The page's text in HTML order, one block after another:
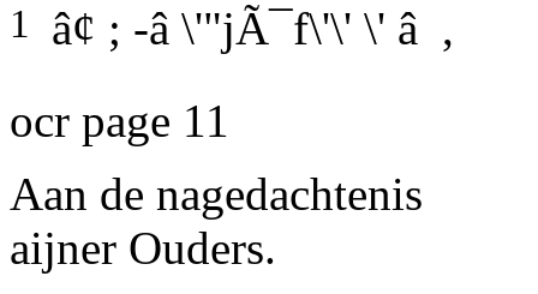
1
â¢ ; -â \'"jÃ¯f\'\' \' â ,
ocr page 11
Aan de nagedachtenis
aijner Ouders.